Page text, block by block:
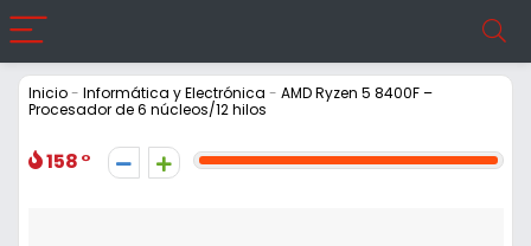
Inicio- Informática y Electrónica - AMD Ryzen 5 8400F –
Procesador de 6 núcleos/12 hilos
158